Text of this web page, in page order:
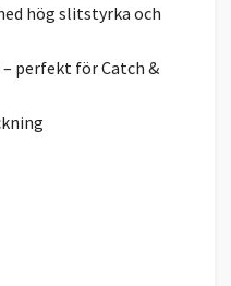
hög slitstyrka och
perfekt för Catch &